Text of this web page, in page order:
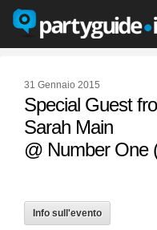
31 Gennaio 2015
Special Guest
Sarah Main
@ Number One
Info sull'evento